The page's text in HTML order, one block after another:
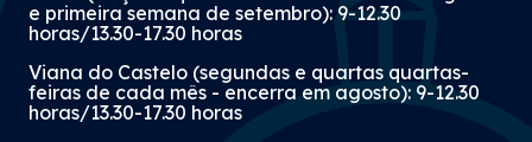
e primeira semana de setembro): 9-12.30
horas/13.30-17.30 horas
Viana do Castelo (segundas e quartas quartas-
feiras de cada mês - encerra em agosto): 9-12.30
horas/13.30-17.30 horas